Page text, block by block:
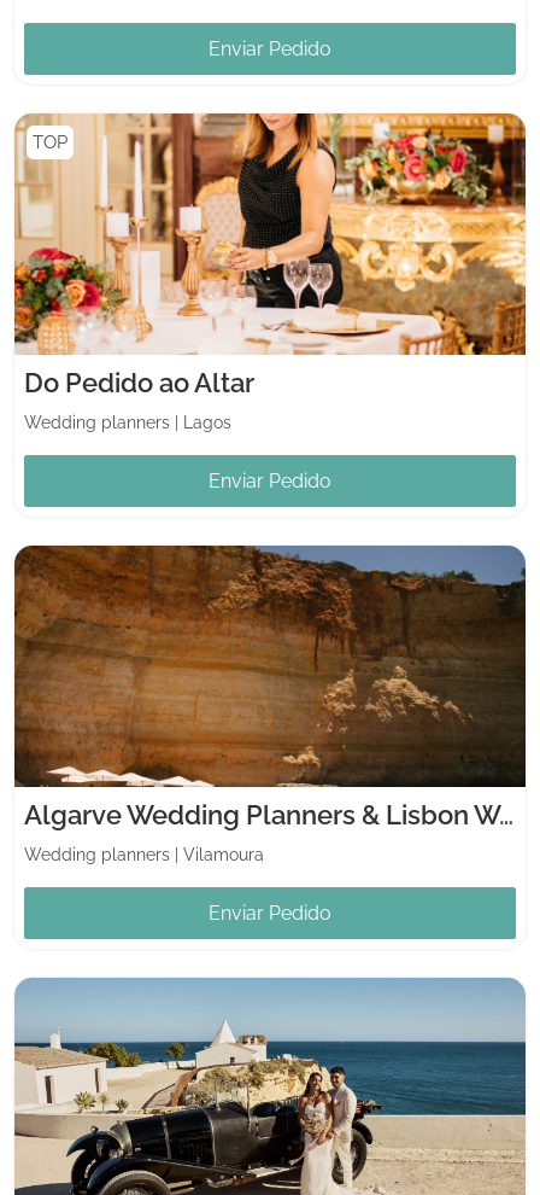
Enviar Pedido
TOP
Do Pedido ao Altar
Wedding planners Lagos
Enviar Pedido
Algarve Wedding Planners & Lisbon Weddings
Wedding planners Vilamoura
Enviar Pedido